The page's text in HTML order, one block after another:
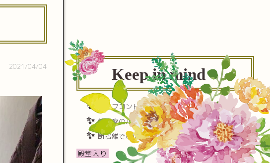
2021/04/04 Keep in mind
セルフコントロール(自己制御)
朝と夜のルーチンを極める
断捨離で心に隙間をつくる
殿堂入り